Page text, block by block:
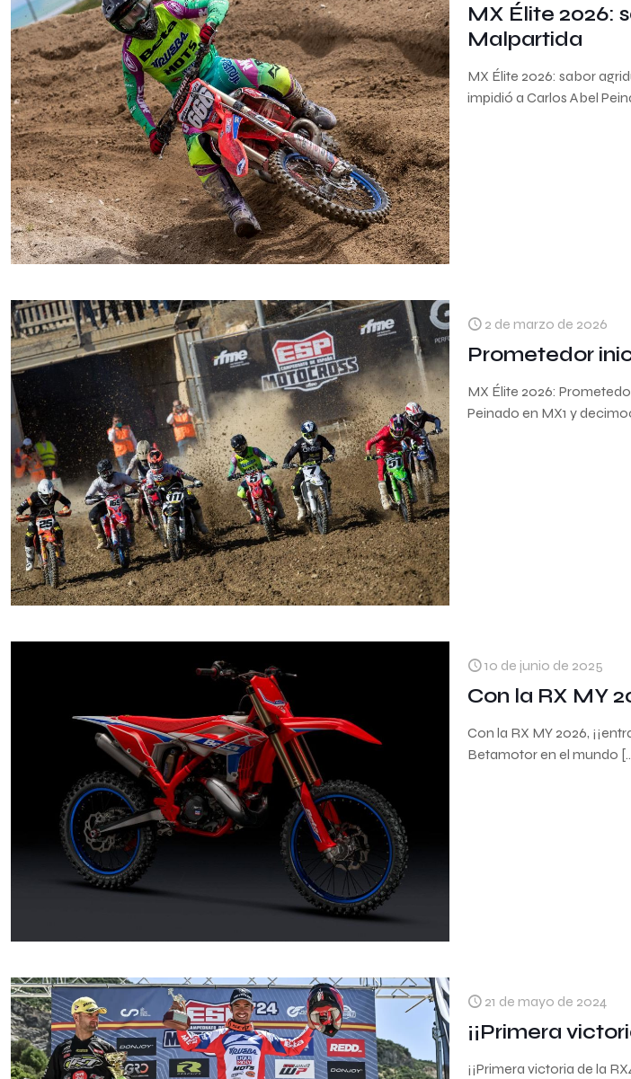
MX Élite 2026:
Malpartida
MX Élite 2026: sabor
impidió a Carlos Abel
2 de marzo de 2026
Prometedor
MX Élite 2026:
Peinado en MX1 y
10 de junio de 2025
Con la RX MY
Con la RX MY 2026,
Betamotor en el mundo
21 de mayo de 2024
¡¡Primera
¡¡Primera victoria de la